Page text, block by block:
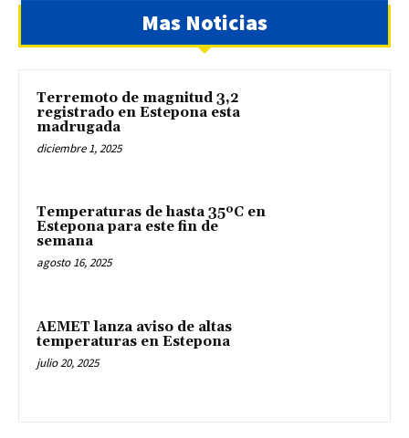
Mas Noticias
Terremoto de magnitud 3,2
registrado en Estepona esta
madrugada
diciembre 1, 2025
Temperaturas de hasta 35ºC en
Estepona para este fin de
semana
agosto 16, 2025
AEMET lanza aviso de altas
temperaturas en Estepona
julio 20, 2025